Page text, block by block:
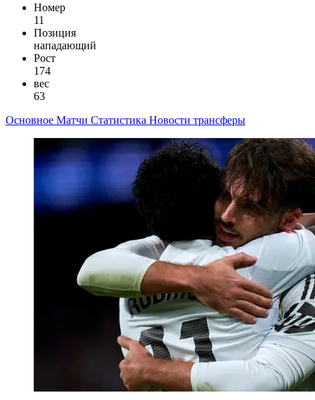
Номер
11
Позиция
нападающий
Рост
174
вес
63
Основное Матчи Статистика Новости трансферы